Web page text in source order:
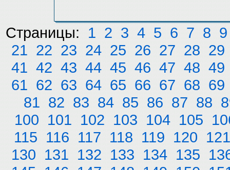
Страницы: 1 2 3 4 5 6 7 8 9
21 22 23 24 25 26 27 28 29
41 42 43 44 45 46 47 48 49
61 62 63 64 65 66 67 68 69
81 82 83 84 85 86 87 88
100 101 102 103 104 105
115 116 117 118 119 120 121
130 131 132 133 134 135